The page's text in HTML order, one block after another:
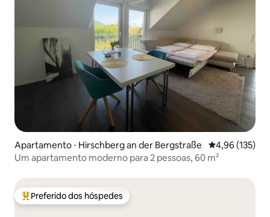
Apartamento ⋅ Hirschberg an der Bergstraße 4,96 de uma
4,96 (135)
Um apartamento moderno para 2 pessoas, 60 m²
Entre os melhores preferidos dos hóspedes
Preferido dos hóspedes